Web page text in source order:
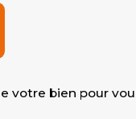
votre bien pour